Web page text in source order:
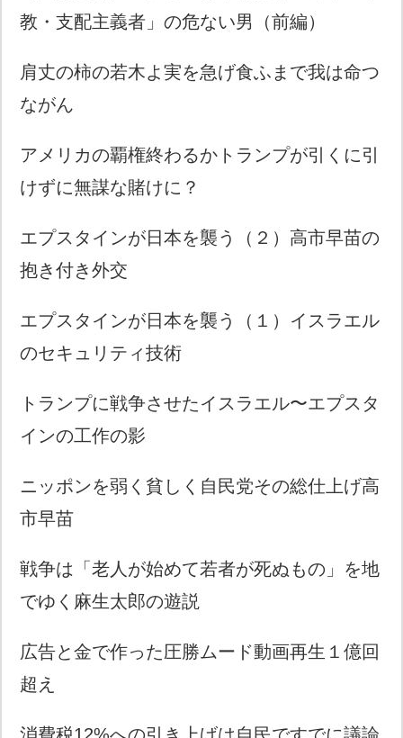
教・支配主義者」の危ない男（前編）
肩丈の柿の若木よ実を急げ食ふまで我は命つ
ながん
アメリカの覇権終わるかトランプが引くに引
けずに無謀な賭けに？
エプスタインが日本を襲う（２）高市早苗の
抱き付き外交
エプスタインが日本を襲う（１）イスラエル
のセキュリティ技術
トランプに戦争させたイスラエル〜エプスタ
インの工作の影
ニッポンを弱く貧しく自民党その総仕上げ高
市早苗
戦争は「老人が始めて若者が死ぬもの」を地
でゆく麻生太郎の遊説
広告と金で作った圧勝ムード動画再生１億回
超え